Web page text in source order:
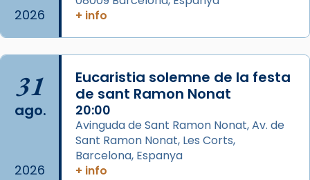
del Sant Pare Lleó XIV a Barcelona, i als
L’arquebisbe de Barcelona, el cardenal Joan
Josep Omella, ha presidit la missa i l’ha
concelebrat el bisbe auxiliar de Barcelona,
Mons. David Abadías.
📸 Dr. G. Simón
View on Facebook ·
2026
+ info
31
ago.
2026
Eucaristia solemne de la festa
de sant Ramon Nonat
20:00
Avinguda de Sant Ramon Nonat, Av. de
Sant Ramon Nonat, Les Corts,
Barcelona, Espanya
+ info